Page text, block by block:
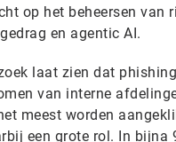
op het beheersen van
en agentic AI.
laat zien dat
van interne
meest worden
een grote rol. In bijna